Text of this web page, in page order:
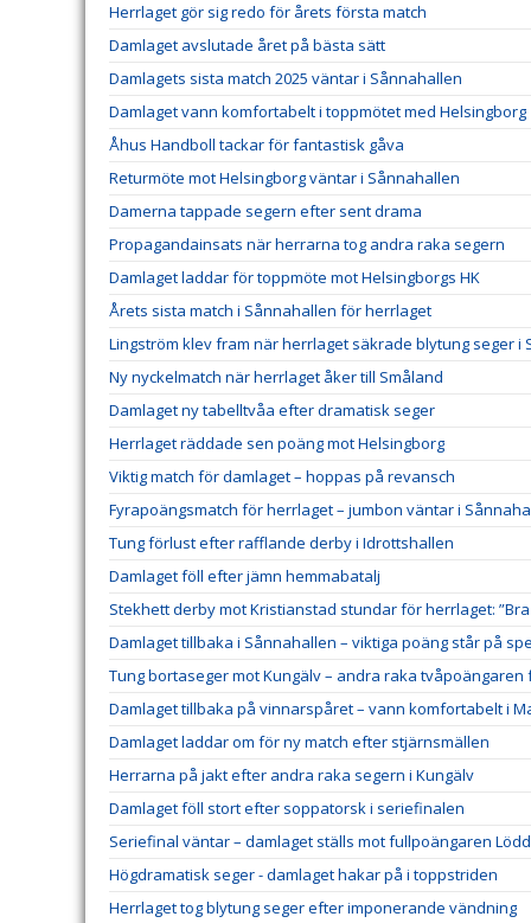
Herrlaget gör sig redo för årets första match
Damlaget avslutade året på bästa sätt
Damlagets sista match 2025 väntar i Sånnahallen
Damlaget vann komfortabelt i toppmötet med Helsingborg
Åhus Handboll tackar för fantastisk gåva
Returmöte mot Helsingborg väntar i Sånnahallen
Damerna tappade segern efter sent drama
Propagandainsats när herrarna tog andra raka segern
Damlaget laddar för toppmöte mot Helsingborgs HK
Årets sista match i Sånnahallen för herrlaget
Lingström klev fram när herrlaget säkrade blytung seger i
Ny nyckelmatch när herrlaget åker till Småland
Damlaget ny tabelltvåa efter dramatisk seger
Herrlaget räddade sen poäng mot Helsingborg
Viktig match för damlaget – hoppas på revansch
Fyrapoängsmatch för herrlaget – jumbon väntar i
Tung förlust efter rafflande derby i Idrottshallen
Damlaget föll efter jämn hemmabatalj
Stekhett derby mot Kristianstad stundar för herrlaget:
Damlaget tillbaka i Sånnahallen – viktiga poäng står på
Tung bortaseger mot Kungälv – andra raka
Damlaget tillbaka på vinnarspåret – vann komfortabelt i
Damlaget laddar om för ny match efter stjärnsmällen
Herrarna på jakt efter andra raka segern i Kungälv
Damlaget föll stort efter soppatorsk i seriefinalen
Seriefinal väntar – damlaget ställs mot fullpoängaren
Högdramatisk seger - damlaget hakar på i toppstriden
Herrlaget tog blytung seger efter imponerande vändning